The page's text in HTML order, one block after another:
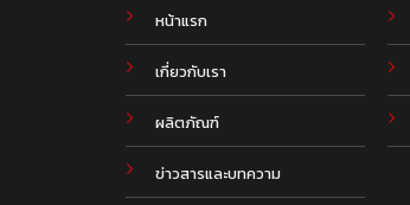
หน้าแรก
เกี่ยวกับเรา
ผลิตภัณฑ์
ข่าวสารและบทความ